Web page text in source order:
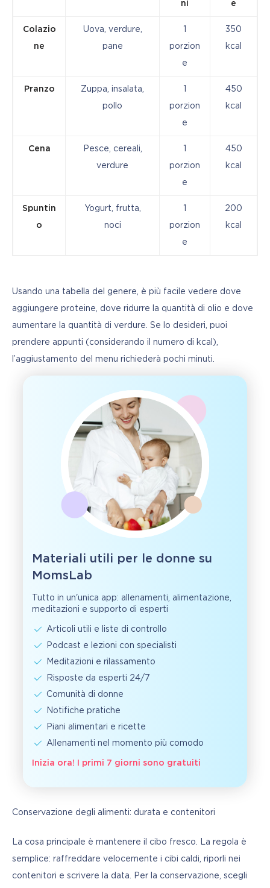
ni e
Colazio
ne
Uova, verdure,
pane porzion
e
350
kcal
Pranzo Zuppa, insalata,
pollo porzion
e
450
kcal
Cena Pesce, cereali,
verdure porzion
e
450
kcal
Spuntin
o
Yogurt, frutta,
noci porzion
e
200
kcal
Usando una tabella del genere, è più facile vedere dove
aggiungere proteine, dove ridurre la quantità di olio e dove
aumentare la quantità di verdure. Se lo desideri, puoi
prendere appunti (considerando il numero di kcal),
l’aggiustamento del menu richiederà pochi minuti.
Materiali utili per le donne su
MomsLab
Tutto in un'unica app: allenamenti, alimentazione,
meditazioni e supporto di esperti
Articoli utili e liste di controllo
Podcast e lezioni con specialisti
Meditazioni e rilassamento
Risposte da esperti 24/7
Comunità di donne
Notifiche pratiche
Piani alimentari e ricette
Allenamenti nel momento più comodo
Inizia ora! I primi 7 giorni sono gratuiti
Conservazione degli alimenti: durata e contenitori
La cosa principale è mantenere il cibo fresco. La regola è
semplice: raffreddare velocemente i cibi caldi, riporli nei
contenitori e scrivere la data. Per la conservazione, scegli